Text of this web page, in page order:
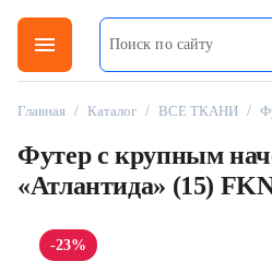
menu
Главная / Каталог / ВСЕ ТКАНИ /
Футер с крупным
«Атлантида» (15)
-23%